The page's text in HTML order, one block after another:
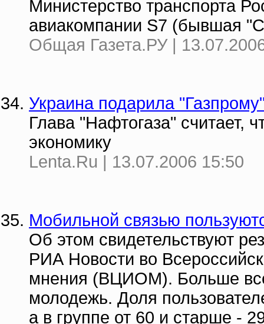
Министерство транспорта
авиакомпании S7 (бывшая
Общая Газета.РУ |
Украина подарила
Глава "Нафтогаза" считает,
экономику
Lenta.Ru | 13.07.2006 15:50
Мобильной связью
Об этом свидетельствуют
РИА Новости во
мнения (ВЦИОМ). Больше
молодежь. Доля
а в группе от 60 и старше -